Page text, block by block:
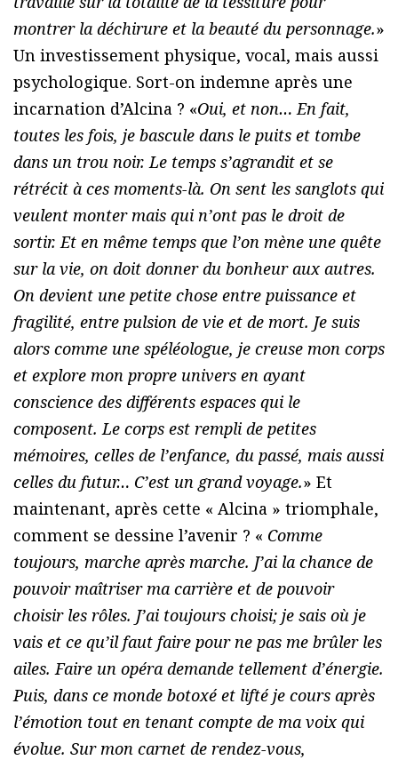
montrer la déchirure et la beauté du personnage.»
Un investissement physique, vocal, mais aussi
psychologique. Sort-on indemne après une
incarnation d’Alcina ? «Oui, et non… En fait,
toutes les fois, je bascule dans le puits et tombe
dans un trou noir. Le temps s’agrandit et se
rétrécit à ces moments-là. On sent les sanglots qui
veulent monter mais qui n’ont pas le droit de
sortir. Et en même temps que l’on mène une quête
sur la vie, on doit donner du bonheur aux autres.
On devient une petite chose entre puissance et
fragilité, entre pulsion de vie et de mort. Je suis
alors comme une spéléologue, je creuse mon corps
et explore mon propre univers en ayant
conscience des différents espaces qui le
composent. Le corps est rempli de petites
mémoires, celles de l’enfance, du passé, mais aussi
celles du futur… C’est un grand voyage.» Et
maintenant, après cette « Alcina » triomphale,
comment se dessine l’avenir ? « Comme
toujours, marche après marche. J’ai la chance de
pouvoir maîtriser ma carrière et de pouvoir
choisir les rôles. J’ai toujours choisi; je sais où je
vais et ce qu’il faut faire pour ne pas me brûler les
ailes. Faire un opéra demande tellement d’énergie.
Puis, dans ce monde botoxé et lifté je cours après
l’émotion tout en tenant compte de ma voix qui
évolue. Sur mon carnet de rendez-vous,